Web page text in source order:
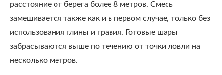
расстояние от берега более 8 метров. Смесь
замешивается также как и в первом случае, только без
использования глины и гравия. Готовые шары
забрасываются выше по течению от точки ловли на
несколько метров.